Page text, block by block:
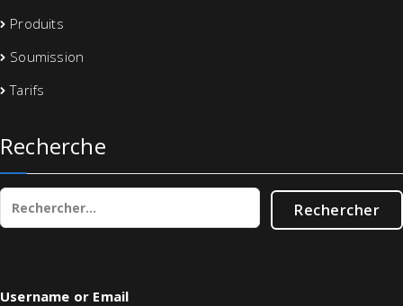
Produits
Soumission
Tarifs
Recherche
Rechercher :
Username or Email